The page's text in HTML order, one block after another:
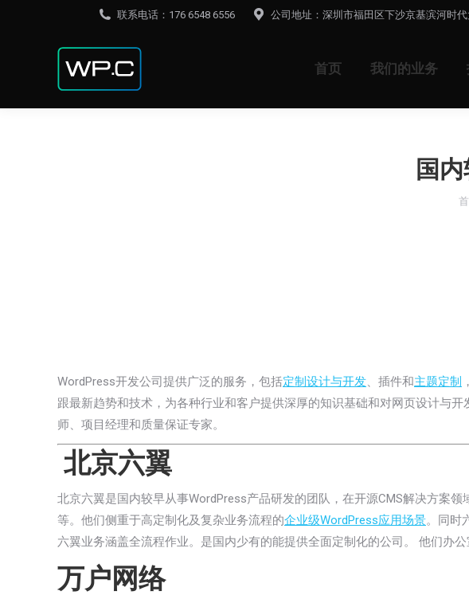
联系电话：176 6548 6556 公司地址：深圳市福田区下沙京基滨河时
首页 我们的业务
国
WordPress开发公司提供广泛的服务，包括定制设计与开发、插件和主题定制
跟最新趋势和技术，为各种行业和客户提供深厚的知识基础和对网页设计与
师、项目经理和质量保证专家。
北京六翼
北京六翼是国内较早从事WordPress产品研发的团队，在开源CMS解决方案
等。他们侧重于高定制化及复杂业务流程的企业级WordPress应用场景。同时
六翼业务涵盖全流程作业。是国内少有的能提供全面定制化的公司。 他们办
万户网络